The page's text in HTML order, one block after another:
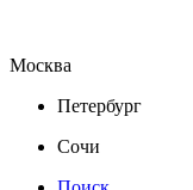
Москва
Петербург
Сочи